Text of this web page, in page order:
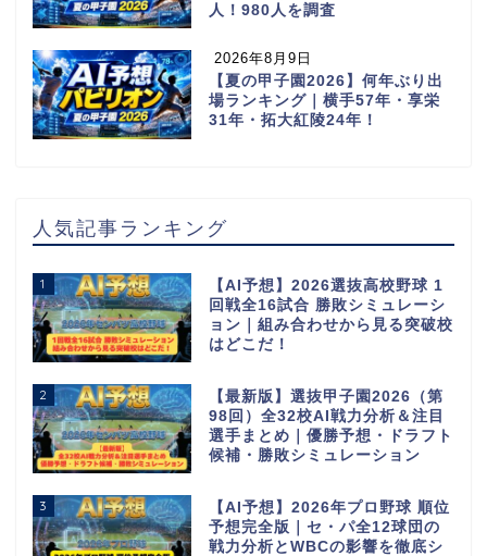
人！980人を調査
2026年8月9日
【夏の甲子園2026】何年ぶり出
場ランキング｜横手57年・享栄
31年・拓大紅陵24年！
人気記事ランキング
1
【AI予想】2026選抜高校野球 1
回戦全16試合 勝敗シミュレーシ
ョン｜組み合わせから見る突破校
はどこだ！
2
【最新版】選抜甲子園2026（第
98回）全32校AI戦力分析＆注目
選手まとめ｜優勝予想・ドラフト
候補・勝敗シミュレーション
3
【AI予想】2026年プロ野球 順位
予想完全版｜セ・パ全12球団の
戦力分析とWBCの影響を徹底シ